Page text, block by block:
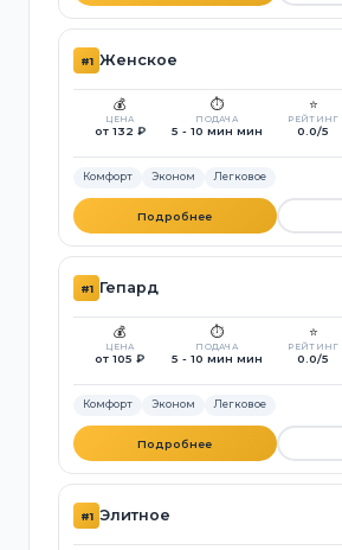
#1 Женское
💰
ЦЕНА
от 132 ₽
⏱️
ПОДАЧА
5 - 10 мин мин
⭐
РЕЙТИНГ
0.0/5
Комфорт Эконом Легковое
Подробнее
#1 Гепард
💰
ЦЕНА
от 105 ₽
⏱️
ПОДАЧА
5 - 10 мин мин
⭐
РЕЙТИНГ
0.0/5
Комфорт Эконом Легковое
Подробнее
#1 Элитное